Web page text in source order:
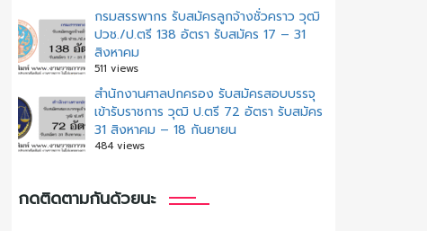
กรมสรรพากร รับสมัครลูกจ้างชั่วคราว วุฒิ
ปวช./ป.ตรี 138 อัตรา รับสมัคร 17 – 31
สิงหาคม
511 views
สํานักงานศาลปกครอง รับสมัครสอบบรรจุ
เข้ารับราชการ วุฒิ ป.ตรี 72 อัตรา รับสมัคร
31 สิงหาคม – 18 กันยายน
484 views
กดติดตามกันด้วยนะ